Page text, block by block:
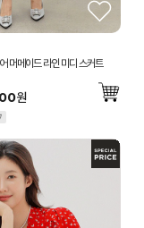
머메이드 라인 미디 스커트
원